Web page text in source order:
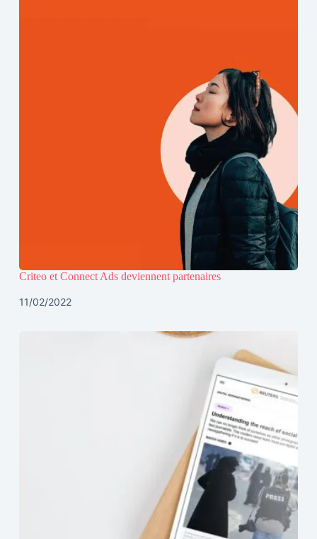
Criteo et Connect Ads deviennent partenaires
11/02/2022